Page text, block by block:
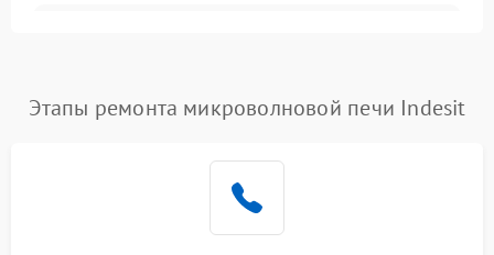
Подробнее →
2200 ₽
Этапы ремонта микроволновой печи Indesit